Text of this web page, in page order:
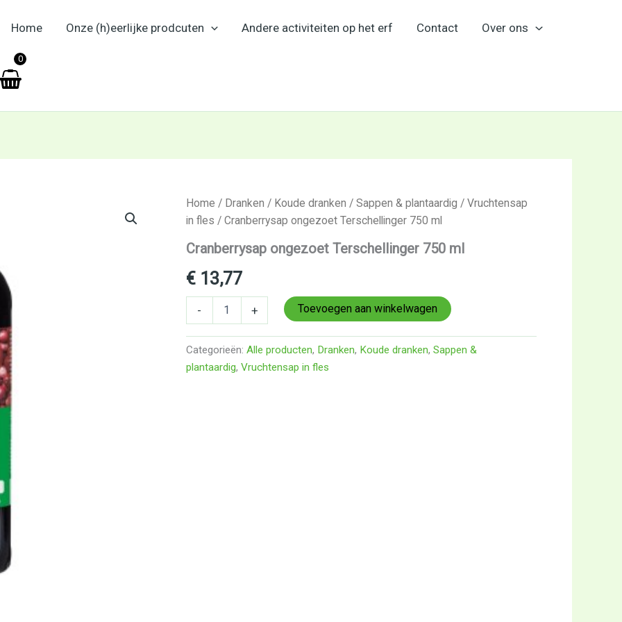
Home Onze (h)eerlijke prodcuten Andere activiteiten op het erf Contact Over ons
0
Home / Dranken / Koude dranken / Sappen & plantaardig / Vruchtensap
in fles / Cranberrysap ongezoet Terschellinger 750 ml
Cranberrysap ongezoet Terschellinger 750 ml
€13,77
-
Cranberrysap
ongezoet
Terschellinger
750
ml
aantal
+ Toevoegen aan winkelwagen
Categorieën: Alle producten, Dranken, Koude dranken, Sappen &
plantaardig, Vruchtensap in fles